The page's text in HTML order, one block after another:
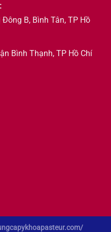
B, Bình Tân, TP Hồ
Bình Thạnh, TP Hồ Chí